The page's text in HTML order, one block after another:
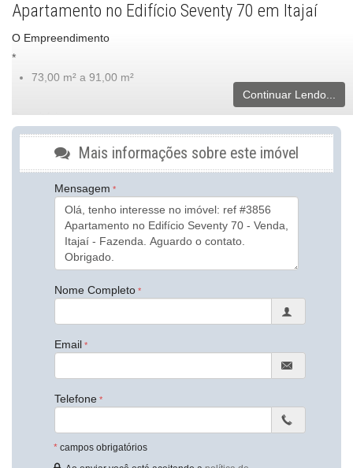
Apartamento no Edifício Seventy 70 em Itajaí
O Empreendimento
*
73,00 m² a 91,00 m²
Dormitórios
2 a 3
Banheiros
1 a 2
Edifício com 62 unidades habitacionais
Salão Gourmet
Playground
Academia
Sala de Jogos
Espaço Grill
Lounge externo
Continuar Lendo...
Mais informações sobre este imóvel
Mensagem
Nome Completo
Email
Telefone
* campos obrigatórios